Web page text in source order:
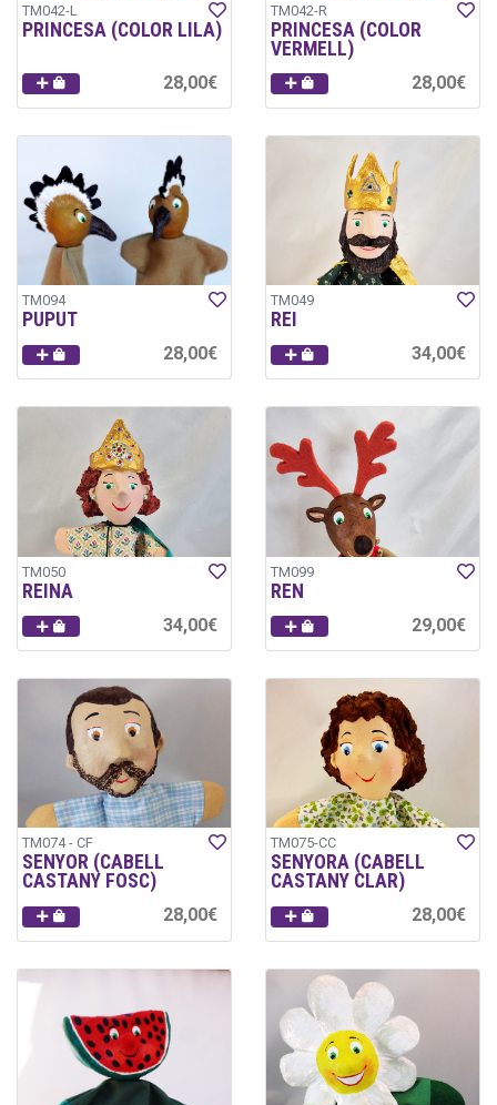
TM042-L
PRINCESA (COLOR LILA)
28,00€
TM042-R
PRINCESA (COLOR
VERMELL)
28,00€
TM094
PUPUT
28,00€
TM049
REI
34,00€
TM050
REINA
34,00€
TM099
REN
29,00€
TM074 - CF
SENYOR (CABELL
CASTANY FOSC)
28,00€
TM075-CC
SENYORA (CABELL
CASTANY CLAR)
28,00€